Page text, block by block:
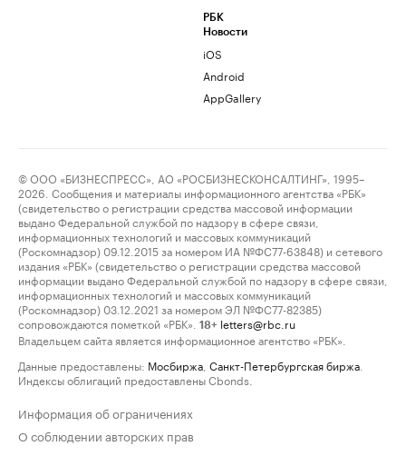
РБК
Новости
iOS
Android
AppGallery
© ООО «БИЗНЕСПРЕСС», АО «РОСБИЗНЕСКОНСАЛТИНГ», 1995–
2026. Сообщения и материалы информационного агентства «РБК»
(свидетельство о регистрации средства массовой информации
выдано Федеральной службой по надзору в сфере связи,
информационных технологий и массовых коммуникаций
(Роскомнадзор) 09.12.2015 за номером ИА №ФС77-63848) и сетевого
издания «РБК» (свидетельство о регистрации средства массовой
информации выдано Федеральной службой по надзору в сфере связи,
информационных технологий и массовых коммуникаций
(Роскомнадзор) 03.12.2021 за номером ЭЛ №ФС77-82385)
сопровождаются пометкой «РБК».
18+ letters@rbc.ru
Владельцем сайта является информационное агентство «РБК».
Данные предоставлены: Мосбиржа Санкт-Петербургская биржа
Индексы облигаций предоставлены Cbonds.
Информация об ограничениях
О соблюдении авторских прав